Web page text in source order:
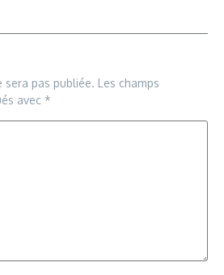
sera pas publiée. Les champs
avec *